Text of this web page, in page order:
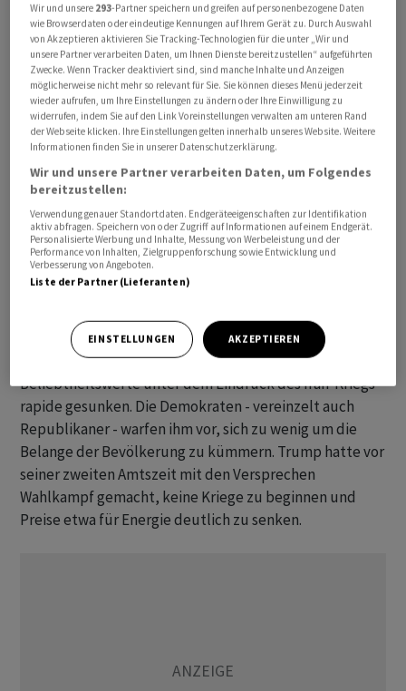
Die Veranstaltung werde am 9. und 10. September in
Dallas stattfinden, kündigte Präsident Donald Trump
auf seiner Plattform Truth Social an. Zusätzlich zum
politischen Programm werde es auch viel Unterhaltung
geben, teilte Trump mit, ohne dabei ins Detail zu
gehen.
Inhaltlich setzte Trump in seinem Post einen
innenpolitischen Fokus. Konkret solle es bei der
Veranstaltung unter anderem um
Steuervergünstigungen, sichere Grenzen, geringe
Lebenshaltungskosten und innere Sicherheit gehen.
Republikaner wollen knappe Mehrheiten verteidigen
In den vergangenen Monaten waren Trumps
Beliebtheitswerte unter dem Eindruck des Iran-Kriegs
rapide gesunken. Die Demokraten - vereinzelt auch
Republikaner - warfen ihm vor, sich zu wenig um die
Belange der Bevölkerung zu kümmern. Trump hatte vor
seiner zweiten Amtszeit mit den Versprechen
Wahlkampf gemacht, keine Kriege zu beginnen und
Preise etwa für Energie deutlich zu senken.
Wir und unsere 293-Partner speichern und greifen auf personenbezogene Daten
wie Browserdaten oder eindeutige Kennungen auf Ihrem Gerät zu. Durch Auswahl
von Akzeptieren aktivieren Sie Tracking-Technologien für die unter „Wir und
unsere Partner verarbeiten Daten, um Ihnen Dienste bereitzustellen“ aufgeführten
Zwecke. Wenn Tracker deaktiviert sind, sind manche Inhalte und Anzeigen
möglicherweise nicht mehr so relevant für Sie. Sie können dieses Menü jederzeit
wieder aufrufen, um Ihre Einstellungen zu ändern oder Ihre Einwilligung zu
widerrufen, indem Sie auf den Link Voreinstellungen verwalten am unteren Rand
der Webseite klicken. Ihre Einstellungen gelten innerhalb unseres Website. Weitere
Informationen finden Sie in unserer Datenschutzerklärung.
Wir und unsere Partner verarbeiten Daten, um Folgendes
bereitzustellen:
Verwendung genauer Standortdaten. Endgeräteeigenschaften zur Identifikation
aktiv abfragen. Speichern von oder Zugriff auf Informationen auf einem Endgerät.
Personalisierte Werbung und Inhalte, Messung von Werbeleistung und der
Performance von Inhalten, Zielgruppenforschung sowie Entwicklung und
Verbesserung von Angeboten.
Liste der Partner (Lieferanten)
EINSTELLUNGEN AKZEPTIEREN